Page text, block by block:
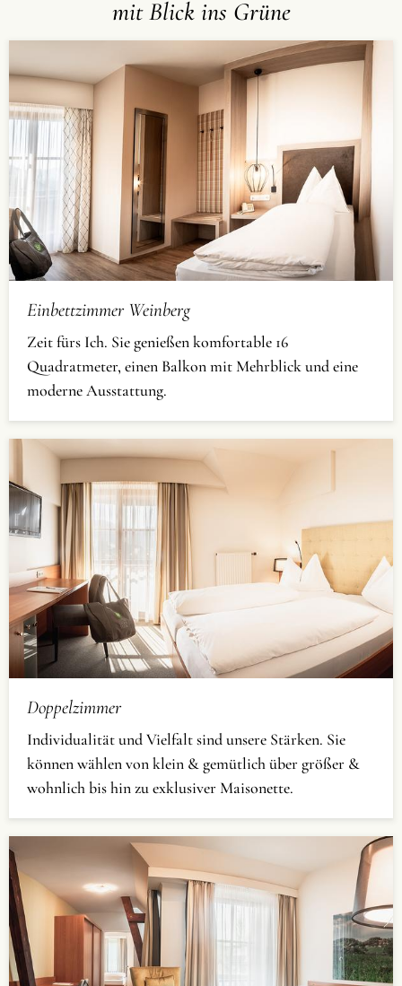
mit Blick ins Grüne
Einbettzimmer Weinberg
Zeit fürs Ich. Sie genießen komfortable 16
Quadratmeter, einen Balkon mit Mehrblick und eine
moderne Ausstattung.
Doppelzimmer
Individualität und Vielfalt sind unsere Stärken. Sie
können wählen von klein & gemütlich über größer &
wohnlich bis hin zu exklusiver Maisonette.